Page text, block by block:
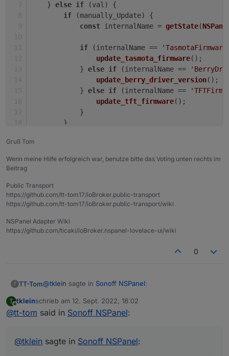
    }
else if (val) {
if (manually_Update) {
const internalName = getState(
if (internalName ==
update_tasmota_firmware();
            }
else if (internalName ==
update_berry_driver_version();
            }
else if (internalName ==
update_tft_firmware();
            }
        }
    }
Gruß Tom
Wenn meine Hilfe erfolgreich war, benutze bitte das Voting unten rechts im
Beitrag
Public Transport
https://github.com/tt-tom17/ioBroker.public-transport
https://github.com/tt-tom17/ioBroker.public-transport/wiki
NSPanel Adapter Wiki
https://github.com/ticaki/ioBroker.nspanel-lovelace-ui/wiki
0
T TT-Tom@tklein sagte in Sonoff NSPanel:
Wenn ich NotifyAction auf true setze, popt nix
T
Offline
tkleinschrieb am 12. Sept. 2022, 18:02
zuletzt editiert von
@tt-tom said in Sonoff NSPanel:
@tklein sagte in Sonoff NSPanel: